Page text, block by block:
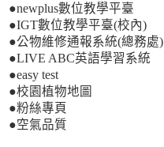
●newplus數位教學平臺
●IGT數位教學平臺(校內)
●公物維修通報系統(總務處)
●LIVE ABC英語學習系統
●easy test
●校園植物地圖
●粉絲專頁
●空氣品質